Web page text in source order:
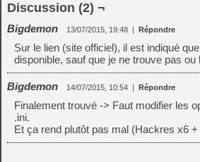
Discussion (2) ¬
Bigdemon 13/07/2015, 19:48 | Répondre
Sur le lien (site officiel), il est indiqué
disponible, sauf que je ne trouve pas ou
Bigdemon 14/07/2015, 10:54 | Répondre
Finalement trouvé -> Faut modifier les
.ini.
Et ça rend plutôt pas mal (Hackres x6